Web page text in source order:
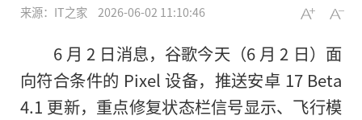
来源：IT之家 2026-06-02 11:10:46
6 月 2 日消息，谷歌今天（6 月 2 日）面
向符合条件的 Pixel 设备，推送安卓 17 Beta
4.1 更新，重点修复状态栏信号显示、飞行模